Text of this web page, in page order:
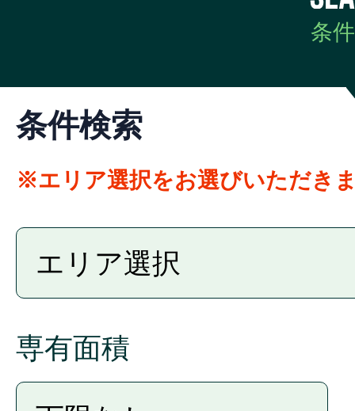
条
条件検索
※エリア選択をお選びいただき
専有面積